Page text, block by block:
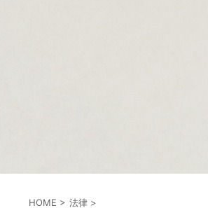
HOME > 法律 >